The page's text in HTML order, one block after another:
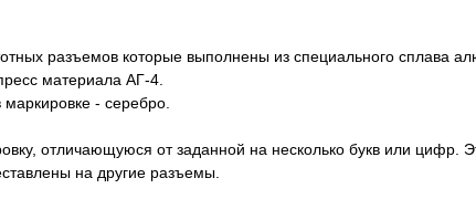
разъемов которые выполнены из специального сплава
материала АГ-4.
- серебро.
отличающуюся от заданной на несколько букв или цифр.
на другие разъемы.